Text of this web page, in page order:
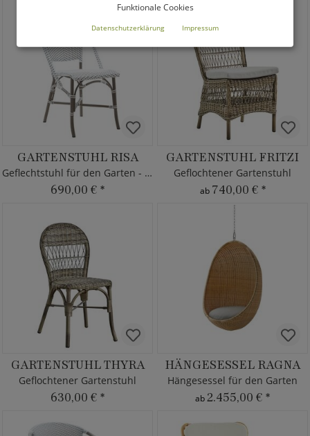
GARTENSTUHL RISA
Geflechtstuhl für den Garten - stapelbar
690,00 € *
GARTENSTUHL FRITZI
Geflochtener Gartenstuhl
ab 740,00 € *
GARTENSTUHL THYRA
Geflochtener Gartenstuhl
630,00 € *
HÄNGESESSEL RAGNA
Hängesessel für den Garten
ab2.455,00 € *
Funktionale Cookies
Datenschutzerklärung Impressum